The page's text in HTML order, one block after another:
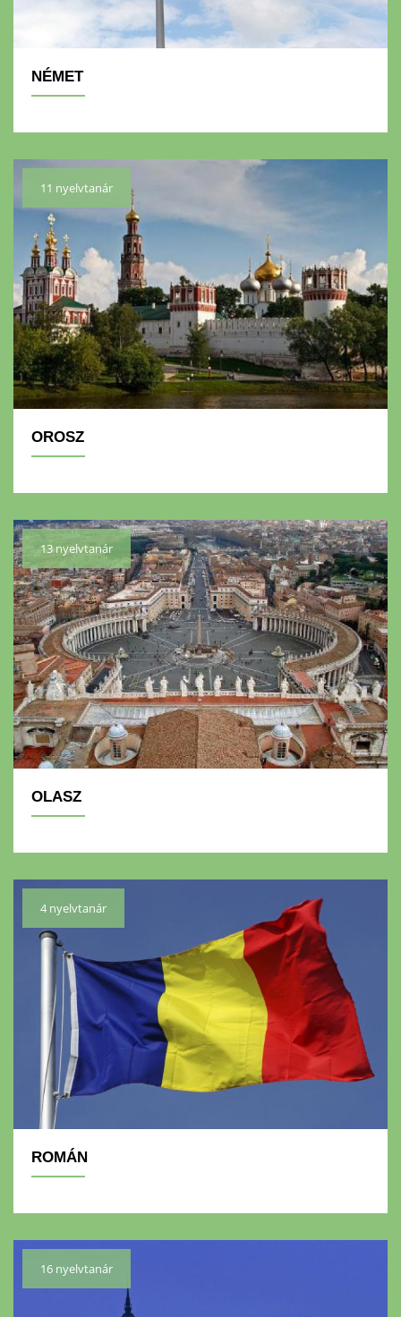
NÉMET
11 nyelvtanár
OROSZ
13 nyelvtanár
OLASZ
4 nyelvtanár
ROMÁN
16 nyelvtanár